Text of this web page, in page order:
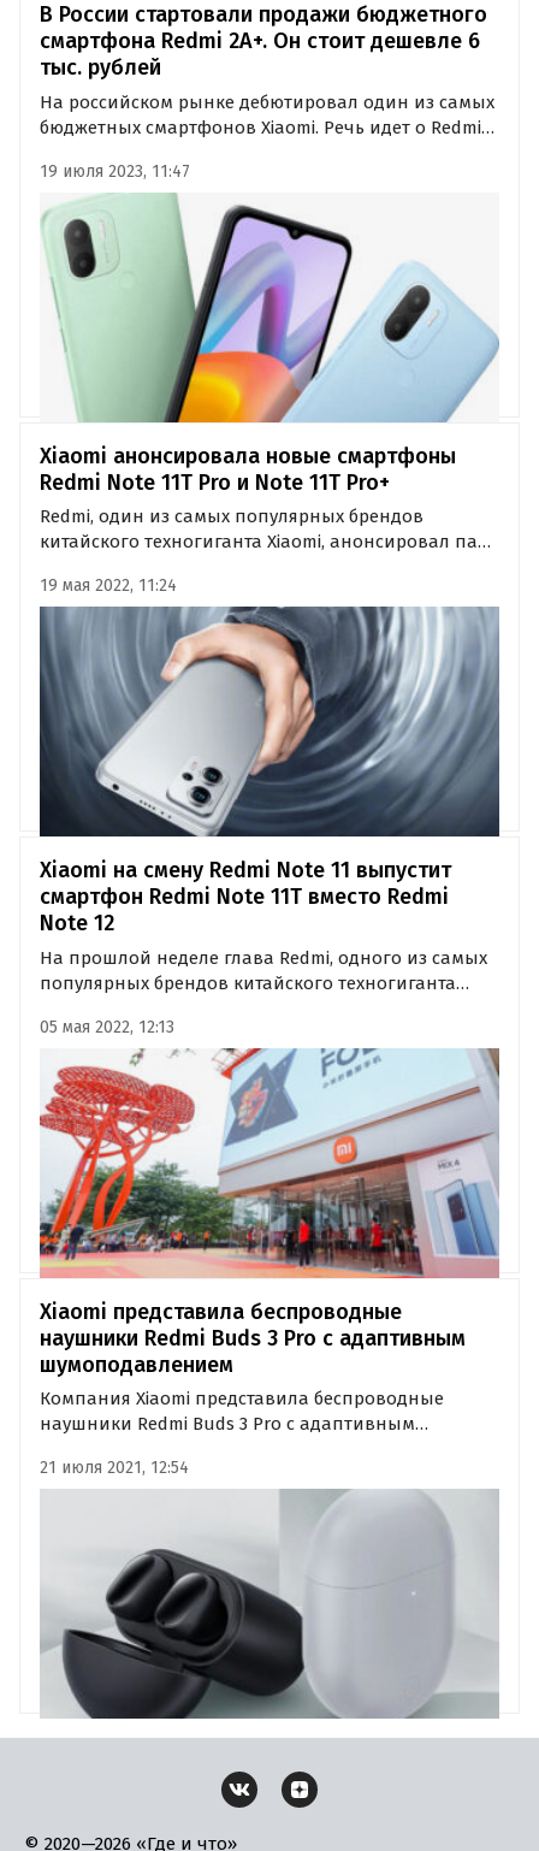
В России стартовали продажи бюджетного
смартфона Redmi 2A+. Он стоит дешевле 6
тыс. рублей
На российском рынке дебютировал один из самых
бюджетных смартфонов Xiaomi. Речь идет о Redmi
оказался дешевле 6 тыс. рублей. Xiaomi продает в
России ультрабюджетный Redmi A2+ всего за 5 500
рублей.
19 июля 2023, 11:47
Xiaomi анонсировала новые смартфоны
Redmi Note 11T Pro и Note 11T Pro+
Redmi, один из самых популярных брендов
китайского техногиганта Xiaomi, анонсировал пару
11T Pro+, полноценная премьера которых
запланирована на следующий вторник, 24 мая.
19 мая 2022, 11:24
Xiaomi на смену Redmi Note 11 выпустит
смартфон Redmi Note 11T вместо Redmi
Note 12
На прошлой неделе глава Redmi, одного из самых
популярных брендов китайского техногиганта
следующее поколение серии Redmi Note будет
называться не Redmi Note 12, а иначе.
05 мая 2022, 12:13
Xiaomi представила беспроводные
наушники Redmi Buds 3 Pro с адаптивным
шумоподавлением
Компания Xiaomi представила беспроводные
наушники Redmi Buds 3 Pro с адаптивным
уже появились на Aliexpress, где предлагаются с
бесплатной доставкой в Россию за 60 долларов.
21 июля 2021, 12:54
© 2020—2026 «Где и что»